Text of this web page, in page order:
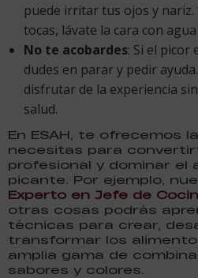
puede irritar tus ojos y nariz.
tocas, lávate la cara con
No te acobardes: Si el picor
dudes en parar y pedir
disfrutar de la experiencia
salud.
En ESAH, te ofrecemos
necesitas para
profesional y dominar el
picante. Por ejemplo,
Experto en Jefe de
otras cosas podrás
técnicas para crear,
transformar los
amplia gama de
sabores y colores.